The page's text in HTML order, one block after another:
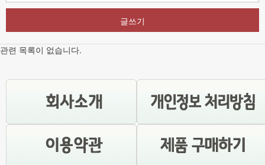
글쓰기
관련 목록이 없습니다.